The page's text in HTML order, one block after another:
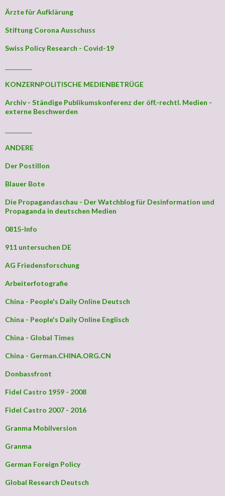
Ärzte für Aufklärung
Stiftung Corona Ausschuss
Swiss Policy Research - Covid-19
KONZERNPOLITISCHE MEDIENBETRÜGE
Archiv - Ständige Publikumskonferenz der öff.-rechtl. Medien -
externe Beschwerden
ANDERE
Der Postillon
Blauer Bote
Die Propagandaschau - Der Watchblog für Desinformation und
Propaganda in deutschen Medien
0815-Info
911 untersuchen DE
AG Friedensforschung
Arbeiterfotografie
China - People's Daily Online Deutsch
China - People's Daily Online Englisch
China - Global Times
China - German.CHINA.ORG.CN
Donbassfront
Fidel Castro 1959 - 2008
Fidel Castro 2007 - 2016
Granma Mobilversion
Granma
German Foreign Policy
Global Research Deutsch